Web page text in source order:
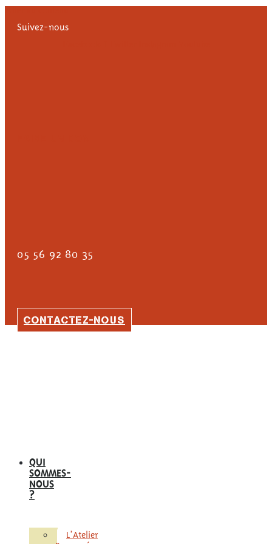
Suivez-nous
05 56 92 80 35
CONTACTEZ-NOUS
QUI
SOMMES-
NOUS
?
L’Atelier